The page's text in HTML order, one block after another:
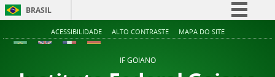
BRASIL
Simplifique!
ACESSIBILIDADE ALTO CONTRASTE MAPA DO SITE
IF GOIANO